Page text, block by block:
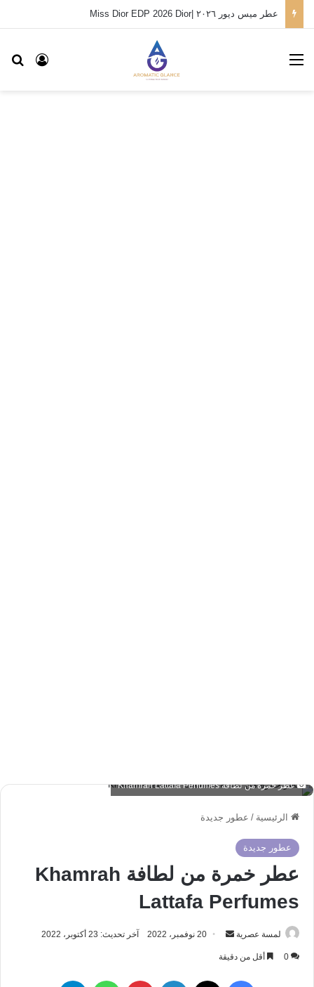
عطر ميس ديور ٢٠٢٦ |Miss Dior EDP 2026 Dior
تسجيل القائمة
عطر خمرة من لطافة Khamrah Lattafa Perfumes
الرئيسية / عطور جديدة
عطور جديدة
عطر خمرة من لطافة Khamrah
Lattafa Perfumes
لمسة عصرية
أرسل 20 نوفمبر، 2022 آخر تحديث: 23 أكتوبر، 2022
0 أقل من دقيقة
فيسبوك لينكدإن بينتيريست واتساب